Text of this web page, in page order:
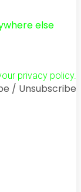
else
privacy policy.
/ Unsubscribe